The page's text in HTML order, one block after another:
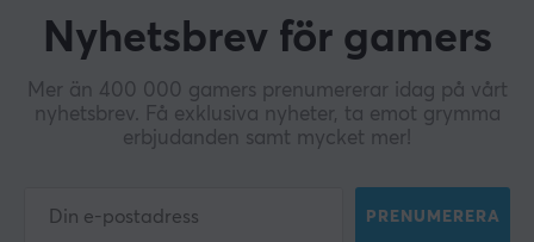
Nyhetsbrev för gamers
Mer än 400 000 gamers prenumererar idag på vårt
nyhetsbrev. Få exklusiva nyheter, ta emot grymma
erbjudanden samt mycket mer!
PRENUMERERA